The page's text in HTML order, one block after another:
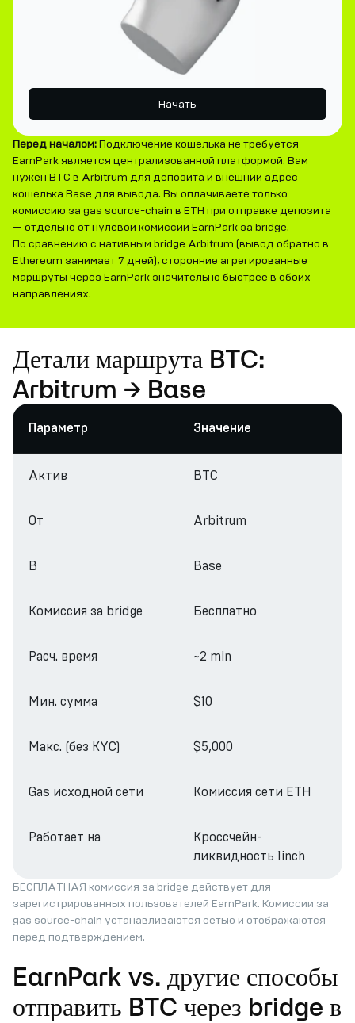
Начать
Перед началом:Подключение кошелька не требуется —
EarnPark является централизованной платформой. Вам
нужен BTC в Arbitrum для депозита и внешний адрес
кошелька Base для вывода. Вы оплачиваете только
комиссию за gas source-chain в ETH при отправке депозита
— отдельно от нулевой комиссии EarnPark за bridge.
По сравнению с нативным bridge Arbitrum (вывод обратно в
Ethereum занимает 7 дней), сторонние агрегированные
маршруты через EarnPark значительно быстрее в обоих
направлениях.
Детали маршрута BTC:
Arbitrum → Base
Параметр Значение
Актив BTC
От Arbitrum
В Base
Комиссия за bridge Бесплатно
Расч. время ~2 min
Мин. сумма $10
Макс. (без KYC) $5,000
Gas исходной сети Комиссия сети ETH
Работает на
Кроссчейн-
ликвидность 1inch
БЕСПЛАТНАЯ комиссия за bridge действует для
зарегистрированных пользователей EarnPark. Комиссии за
gas source-chain устанавливаются сетью и отображаются
перед подтверждением.
EarnPark vs. другие способы
отправить BTC через bridge в